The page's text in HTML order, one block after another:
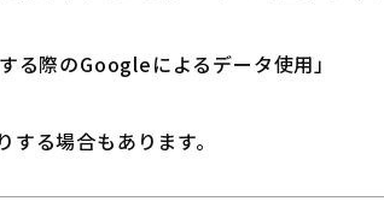
際のGoogleによるデータ使用」
る場合もあります。